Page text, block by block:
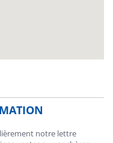
notre lettre